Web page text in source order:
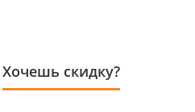
Хочешь скидку?